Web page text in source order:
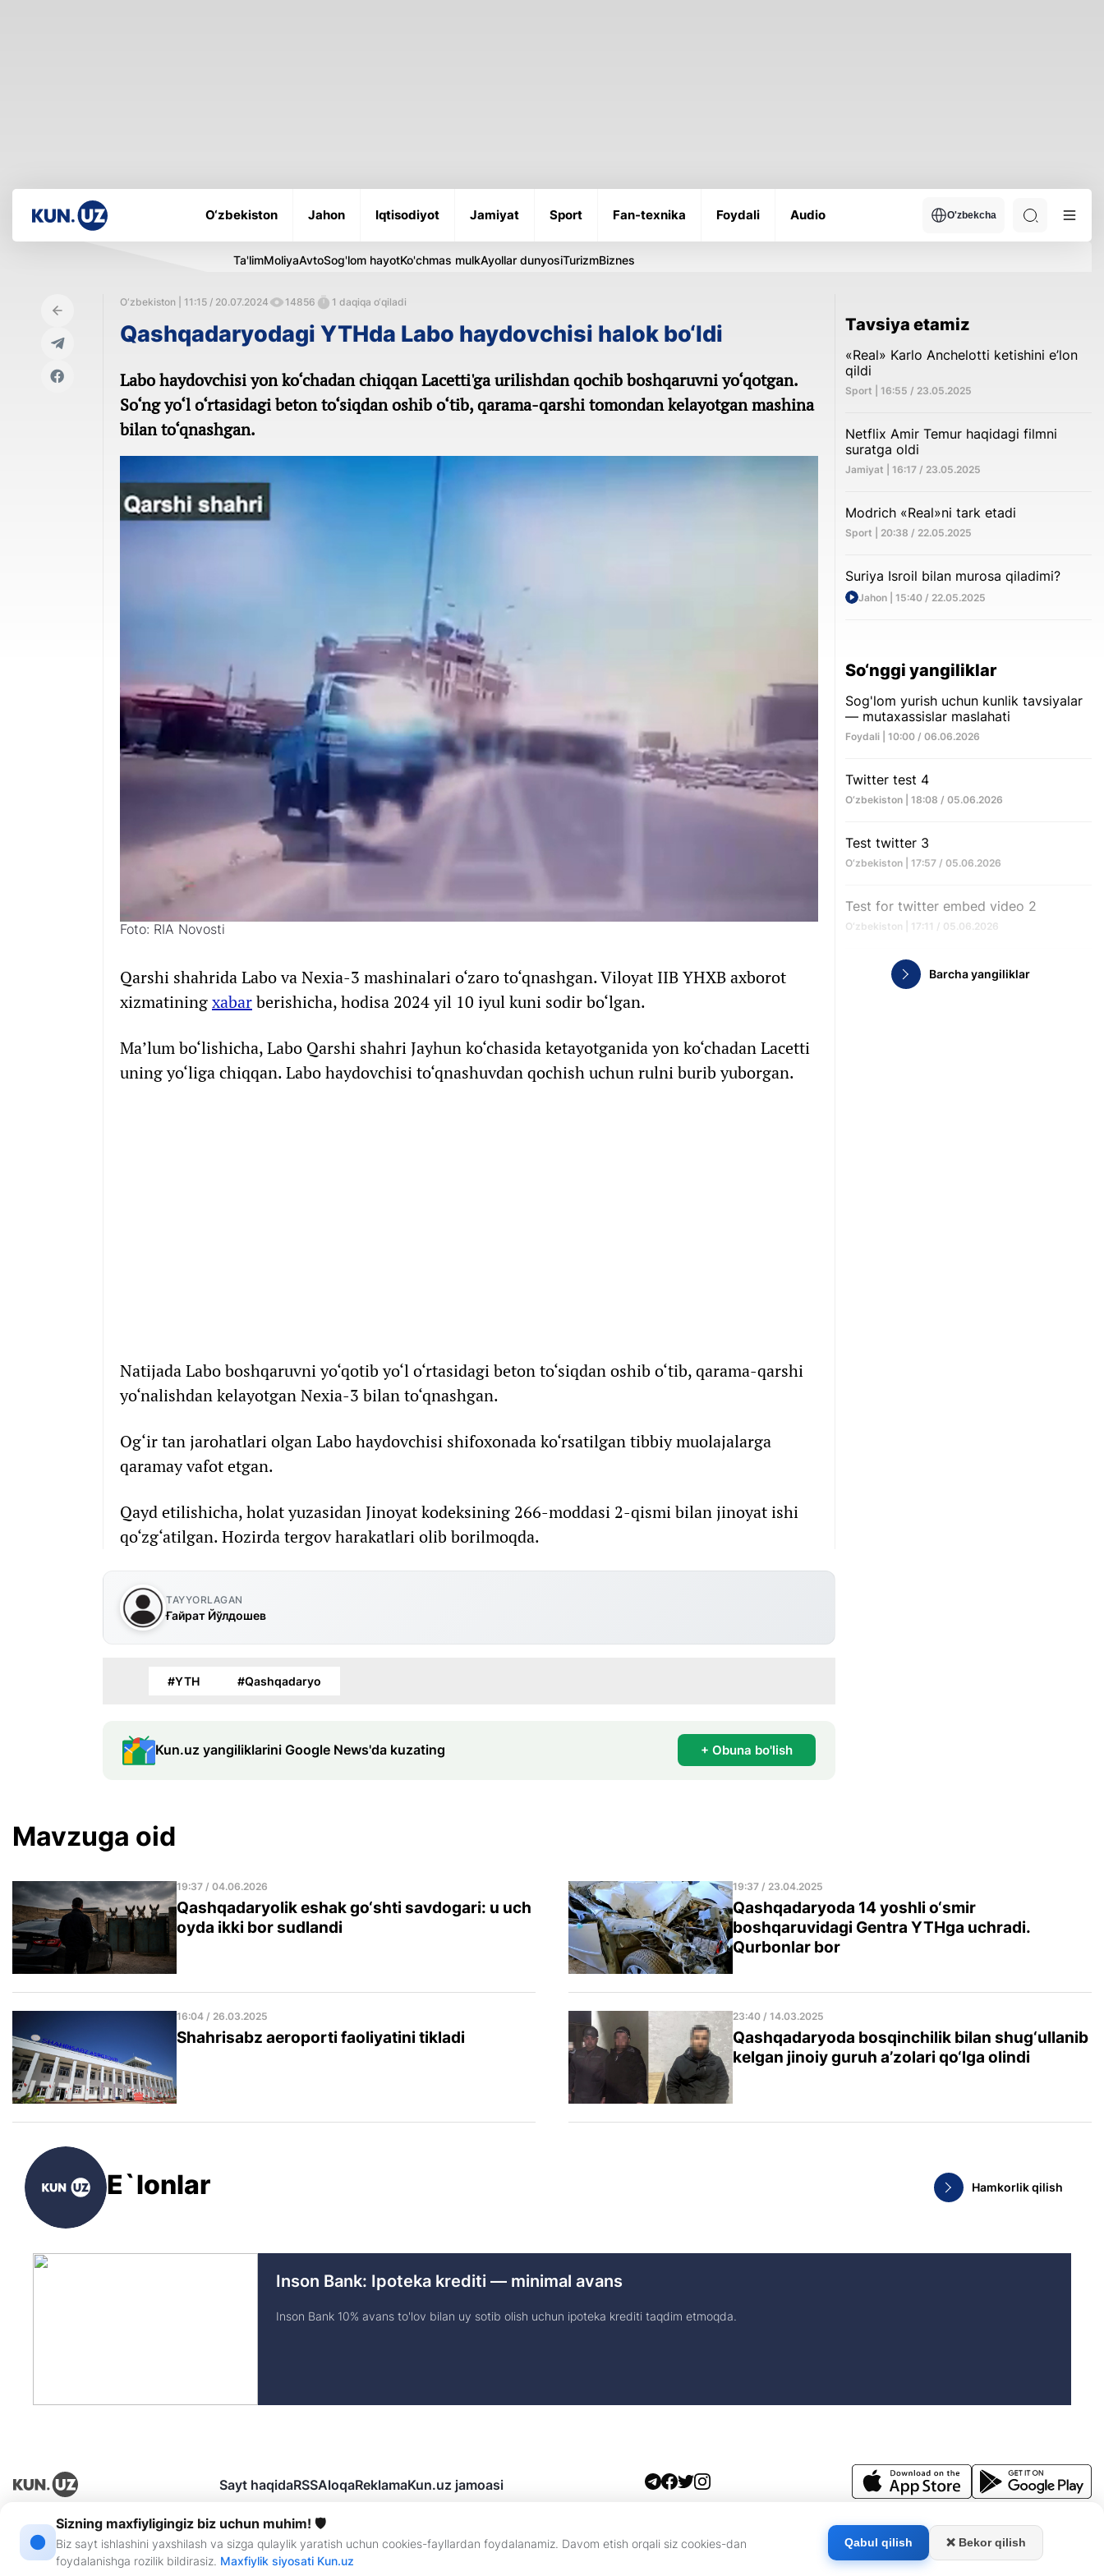
Sizning maxfiyligingiz biz uchun muhim! 🛡
Biz sayt ishlashini yaxshilash va sizga qulaylik yaratish uchun cookies-fayllardan foydalanamiz. Davom etish orqali siz cookies-dan
foydalanishga rozilik bildirasiz. Maxfiylik siyosati Kun.uz
Qabul qilish ❌ Bekor qilish
O‘zbekiston Jahon Iqtisodiyot Jamiyat Sport Fan-texnika Foydali Audio O'zbekcha
Ta'limMoliyaAvtoSog'lom hayotKo'chmas mulkAyollar dunyosiTurizmBiznes
O‘zbekiston | 11:15 / 20.07.2024 14856 1 daqiqa o‘qiladi
Qashqadaryodagi YTHda Labo haydovchisi halok bo‘ldi
Labo haydovchisi yon ko‘chadan chiqqan Lacetti'ga urilishdan qochib boshqaruvni yo‘qotgan.
So‘ng yo‘l o‘rtasidagi beton to‘siqdan oshib o‘tib, qarama-qarshi tomondan kelayotgan mashina
bilan to‘qnashgan.
Foto: RIA Novosti
Qarshi shahrida Labo va Nexia-3 mashinalari o‘zaro to‘qnashgan. Viloyat IIB YHXB axborot
xizmatiningxabarberishicha, hodisa 2024 yil 10 iyul kuni sodir bo‘lgan.
Ma’lum bo‘lishicha, Labo Qarshi shahri Jayhun ko‘chasida ketayotganida yon ko‘chadan Lacetti
uning yo‘liga chiqqan. Labo haydovchisi to‘qnashuvdan qochish uchun rulni burib yuborgan.
Natijada Labo boshqaruvni yo‘qotib yo‘l o‘rtasidagi beton to‘siqdan oshib o‘tib, qarama-qarshi
yo‘nalishdan kelayotgan Nexia-3 bilan to‘qnashgan.
Og‘ir tan jarohatlari olgan Labo haydovchisi shifoxonada ko‘rsatilgan tibbiy muolajalarga
qaramay vafot etgan.
Qayd etilishicha, holat yuzasidan Jinoyat kodeksining 266-moddasi 2-qismi bilan jinoyat ishi
qo‘zg‘atilgan. Hozirda tergov harakatlari olib borilmoqda.
TAYYORLAGAN
Ғайрат Йўлдошев
#YTH #Qashqadaryo
Kun.uz yangiliklarini Google News'da kuzating + Obuna bo'lish
Tavsiya etamiz
«Real» Karlo Anchelotti ketishini e’lon
qildi
Sport | 16:55 / 23.05.2025
Netflix Amir Temur haqidagi filmni
suratga oldi
Jamiyat | 16:17 / 23.05.2025
Modrich «Real»ni tark etadi
Sport | 20:38 / 22.05.2025
Suriya Isroil bilan murosa qiladimi?
Jahon | 15:40 / 22.05.2025
So‘nggi yangiliklar
Sog'lom yurish uchun kunlik tavsiyalar
— mutaxassislar maslahati
Foydali | 10:00 / 06.06.2026
Twitter test 4
O‘zbekiston | 18:08 / 05.06.2026
Test twitter 3
O‘zbekiston | 17:57 / 05.06.2026
Test for twitter embed video 2
O‘zbekiston | 17:11 / 05.06.2026
Barcha yangiliklar
Mavzuga oid
19:37 / 04.06.2026
Qashqadaryolik eshak go‘shti savdogari: u uch
oyda ikki bor sudlandi
19:37 / 23.04.2025
Qashqadaryoda 14 yoshli o‘smir
boshqaruvidagi Gentra YTHga uchradi.
Qurbonlar bor
16:04 / 26.03.2025
Shahrisabz aeroporti faoliyatini tikladi
23:40 / 14.03.2025
Qashqadaryoda bosqinchilik bilan shug‘ullanib
kelgan jinoiy guruh a’zolari qo‘lga olindi
E`lonlar Hamkorlik qilish
Inson Bank: Ipoteka krediti — minimal avans
Inson Bank 10% avans to'lov bilan uy sotib olish uchun ipoteka krediti taqdim etmoqda.
Sayt haqidaRSSAloqaReklamaKun.uz jamoasi
“KUN.UZ” saytida eʼlon qilingan materiallardan nusxa koʻchirish, tarqatish va boshqa shakllarda foydalanish faqat tahririyat yozma roziligi bilan amalga oshirilishi mumkin.
Guvohnoma: №0987. Berilgan sanasi: 22.06.2015-yil. Muassis: “WEB EXPERT” MCHJ. Tahririyat manzili: 100043, Toshkent shahri, Chilonzor tumani, Novza ko‘chasi, 1-Charx Kamolon MFY, 12-uy. Elektron manzil:
info@kun.uz
Saytda eʼlon qilinayotgan mualliflik maqolalarida keltirilgan fikrlar muallifga tegishli va ular Kun.uz tahririyati nuqtayi nazarini ifoda etmasligi mumkin.